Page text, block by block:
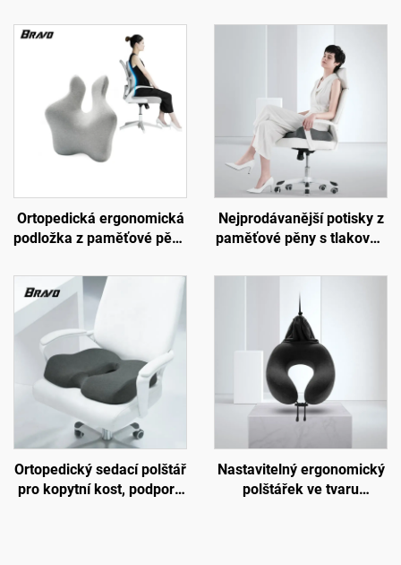
Ortopedická ergonomická
podložka z paměťové pěny
polštářková podložka do
kanceláře a auta,
podložka B2
Nejprodávanější potisky z
paměťové pěny s tlakovou
ergonomické sedací
polštářky, sedací podložka
S3
Ortopedický sedací polštář
pro kopytní kost, podpora
Nastavitelný ergonomický
polštářek ve tvaru